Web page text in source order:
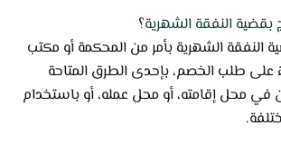
بقضية النفقة الشهرية؟
النفقة الشهرية بأمر من المحكمة أو مكتب
على طلب الخصم، بإحدى الطرق المتاحة
في محل إقامته، أو محل عمله، أو باستخدام